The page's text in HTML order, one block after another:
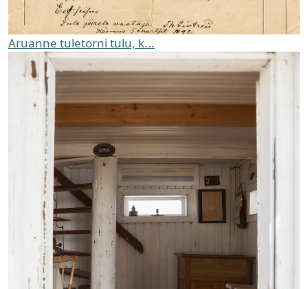
Aruanne tuletorni tulu, k...